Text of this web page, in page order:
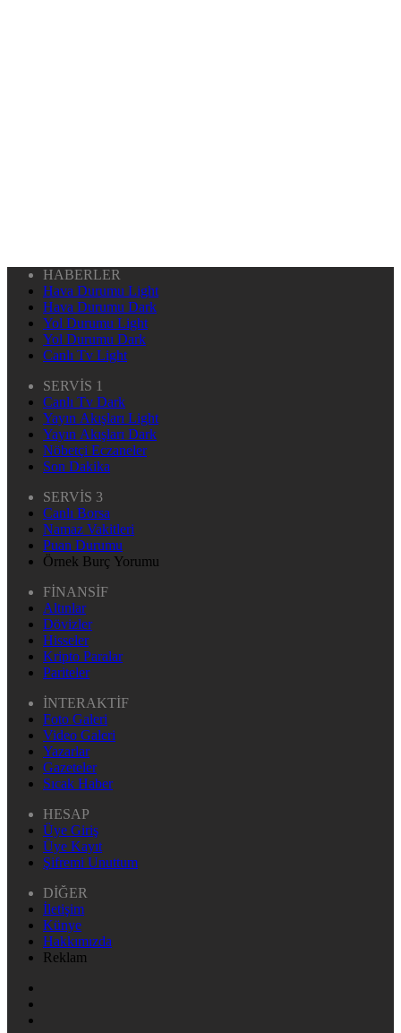
HABERLER
Hava Durumu Light
Hava Durumu Dark
Yol Durumu Light
Yol Durumu Dark
Canlı Tv Light
SERVİS 1
Canlı Tv Dark
Yayın Akışları Light
Yayın Akışları Dark
Nöbetçi Eczaneler
Son Dakika
SERVİS 3
Canlı Borsa
Namaz Vakitleri
Puan Durumu
Örnek Burç Yorumu
FİNANSİF
Altınlar
Dövizler
Hisseler
Kripto Paralar
Pariteler
İNTERAKTİF
Foto Galeri
Video Galeri
Yazarlar
Gazeteler
Sıcak Haber
HESAP
Üye Giriş
Üye Kayıt
Şifremi Unuttum
DİĞER
İletişim
Künye
Hakkımızda
Reklam